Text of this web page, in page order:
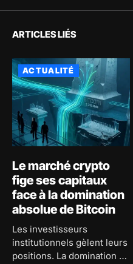
ARTICLES LIÉS
ACTUALITÉ
Le marché crypto
fige ses capitaux
face à la domination
absolue de Bitcoin
Les investisseurs
institutionnels gèlent leurs
positions. La domination de